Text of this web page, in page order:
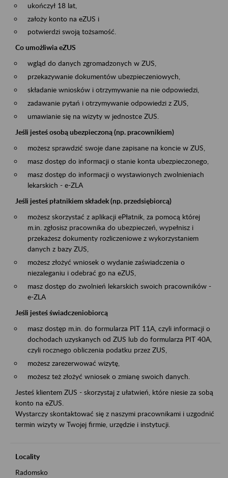
ukończył 18 lat,
założy konto na eZUS i
potwierdzi swoją tożsamość.
Co umożliwia eZUS
wgląd do danych zgromadzonych w ZUS,
przekazywanie dokumentów ubezpieczeniowych,
składanie wniosków i otrzymywanie na nie odpowiedzi,
zadawanie pytań i otrzymywanie odpowiedzi z ZUS,
umawianie się na wizyty w jednostce ZUS.
Jeśli jesteś osobą ubezpieczoną (np. pracownikiem)
możesz sprawdzić swoje dane zapisane na koncie w ZUS,
masz dostęp do informacji o stanie konta ubezpieczonego,
masz dostęp do informacji o wystawionych zwolnieniach
lekarskich - e-ZLA
Jeśli jesteś płatnikiem składek (np. przedsiębiorcą)
możesz skorzystać z aplikacji ePłatnik, za pomocą której
m.in. zgłosisz pracownika do ubezpieczeń, wypełnisz i
przekażesz dokumenty rozliczeniowe z wykorzystaniem
danych z bazy ZUS,
możesz złożyć wniosek o wydanie zaświadczenia o
niezaleganiu i odebrać go na eZUS,
masz dostęp do zwolnień lekarskich swoich pracowników -
e-ZLA
Jeśli jesteś świadczeniobiorcą
masz dostęp m.in. do formularza PIT 11A, czyli informacji o
dochodach uzyskanych od ZUS lub do formularza PIT 40A,
czyli rocznego obliczenia podatku przez ZUS,
możesz zarezerwować wizytę,
możesz też złożyć wniosek o zmianę swoich danych.
Jesteś klientem ZUS - skorzystaj z ułatwień, które niesie za sobą
konto na eZUS.
Wystarczy skontaktować się z naszymi pracownikami i uzgodnić
termin wizyty w Twojej firmie, urzędzie i instytucji.
Locality
Radomsko